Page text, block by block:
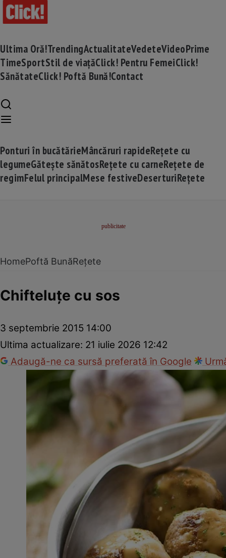
Ultima Oră!TrendingActualitateVedeteVideoPrime
TimeSportStil de viațăClick! Pentru FemeiClick!
SănătateClick! Poftă Bună!Contact
Ponturi în bucătărieMâncăruri rapideRețete cu
legumeGătește sănătosRețete cu carneRețete de
regimFelul principalMese festiveDeserturiRețete
HomePoftă BunăRețete
Chifteluţe cu sos
3 septembrie 2015 14:00
Ultima actualizare: 21 iulie 2026 12:42
Adaugă-ne ca sursă preferată în Google